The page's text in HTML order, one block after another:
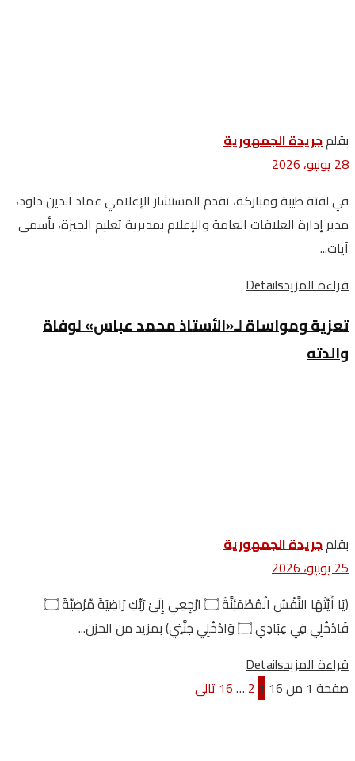
بقلمجريدة الجمهورية
28 يونيو، 2026
في لفتة طيبة ومباركة، تقدم المستشار الإعلامي عماد الدين داود،
مدير إدارة العلاقات العامة والإعلام بمديرية تعليم الجيزة، بأسمى
آيات...
قراءة المزيدDetails
تعزية ومواساة لـ«الأستاذ محمد عباس» لوفاة
والدته
بقلمجريدة الجمهورية
25 يونيو، 2026
﴿يَا أَيَّتُهَا النَّفْسُ الْمُطْمَئِنَّةُ ۝ ارْجِعِي إِلَىٰ رَبِّكِ رَاضِيَةً مَّرْضِيَّةً ۝
فَادْخُلِي فِي عِبَادِي ۝ وَادْخُلِي جَنَّتِي﴾ بمزيد من الحزن...
قراءة المزيدDetails
صفحة 1 من 16
1
2
…
16تالي